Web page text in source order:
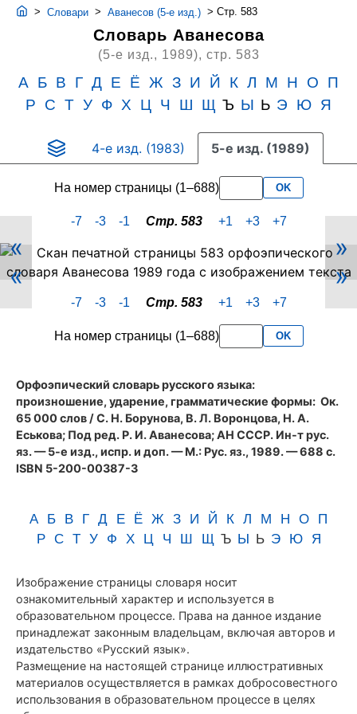
> Словари > Аванесов (5-е изд.) > Стр. 583
Словарь Аванесова
(5-е изд., 1989), стр. 583
А Б В Г Д Е Ё Ж З И Й К Л М Н О
П
Р
С Т У Ф Х Ц Ч Ш Щ Ъ Ы Ь Э Ю Я
4-е изд. (1983) 5-е изд. (1989)
На номер страницы (1–688) OK
-7 -3 -1 Стр. 583 +1 +3 +7
Скан
PDF-
страницы
583
Аванесова
«
»
«
»
-7 -3 -1 Стр. 583 +1 +3 +7
На номер страницы (1–688) OK
Орфоэпический словарь русского языка:
произношение, ударение, грамматические формы: Ок.
65 000 слов / С. Н. Борунова, В. Л. Воронцова, Н. А.
Еськова; Под ред. Р. И. Аванесова; АН СССР. Ин-т рус.
яз. — 5-е изд., испр. и доп. — М.: Рус. яз., 1989. — 688 с.
ISBN 5-200-00387-3
А Б В Г Д Е Ё Ж З И Й К Л М Н О П
Р С Т У Ф Х Ц Ч Ш Щ Ъ Ы Ь Э Ю Я
Изображение страницы словаря носит
ознакомительный характер и используется в
образовательном процессе. Права на данное издание
принадлежат законным владельцам, включая авторов и
издательство «Русский язык».
Размещение на настоящей странице иллюстративных
материалов осуществляется в рамках добросовестного
использования в образовательном процессе в целях